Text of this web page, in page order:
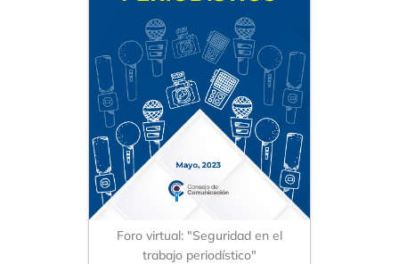
Foro virtual: "Seguridad en el
trabajo periodístico"